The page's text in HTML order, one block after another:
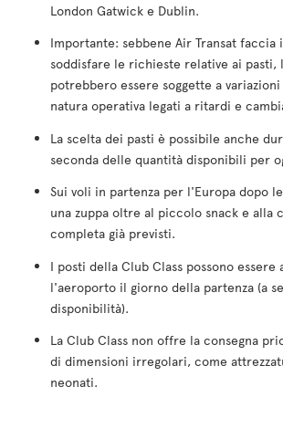
London Gatwick e Dublin.
Importante: sebbene Air Transat faccia
soddisfare le richieste relative ai pasti,
potrebbero essere soggette a
natura operativa legati a ritardi e
La scelta dei pasti è possibile anche
seconda delle quantità disponibili per
Sui voli in partenza per l'Europa dopo
una zuppa oltre al piccolo snack e alla
completa già previsti.
I posti della Club Class possono essere
l'aeroporto il giorno della partenza (a
disponibilità).
La Club Class non offre la consegna
di dimensioni irregolari, come
neonati.